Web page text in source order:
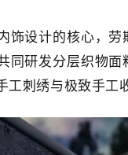
饰设计的核心，劳
同研发分层织物面
工刺绣与极致手工